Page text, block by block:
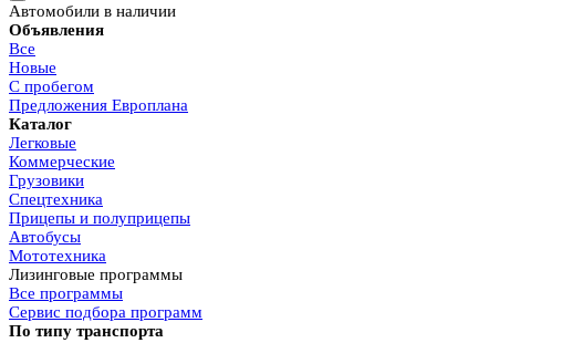
Автомобили в наличии
Объявления
Все
Новые
С пробегом
Предложения Европлана
Каталог
Легковые
Коммерческие
Грузовики
Спецтехника
Прицепы и полуприцепы
Автобусы
Мототехника
Лизинговые программы
Все программы
Сервис подбора программ
По типу транспорта